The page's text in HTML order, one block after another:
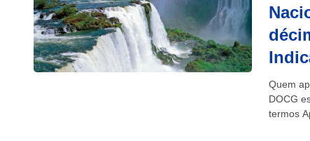
Quem
DOCG
termos